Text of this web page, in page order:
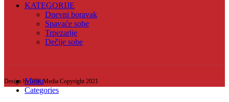
KATEGORIJE
Dnevni boravak
Spavaće sobe
Trpezarije
Dečije sobe
Design by 38K Media Copyright 2021
Menu
Categories